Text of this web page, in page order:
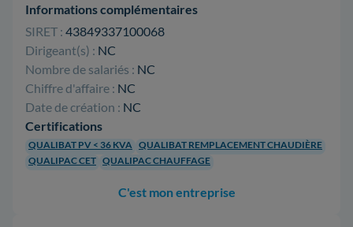
Informations complémentaires
SIRET : 43849337100068
Dirigeant(s) : NC
Nombre de salariés : NC
Chiffre d'affaire : NC
Date de création : NC
Certifications
QUALIBAT PV < 36 KVA QUALIBAT REMPLACEMENT CHAUDIÈRE
QUALIPAC CET QUALIPAC CHAUFFAGE
C'est mon entreprise